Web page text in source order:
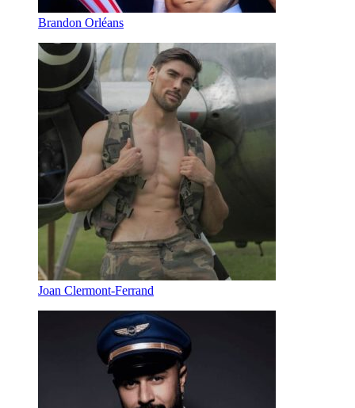
Brandon Orléans
Joan Clermont-Ferrand